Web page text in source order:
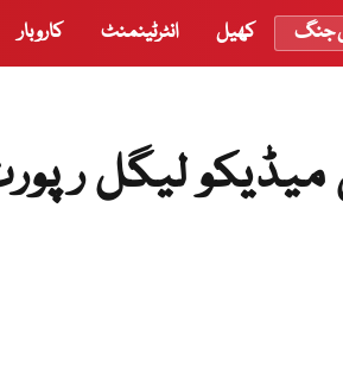
جنگ کھیل انٹرٹینمنٹ کاروبار
لیگل